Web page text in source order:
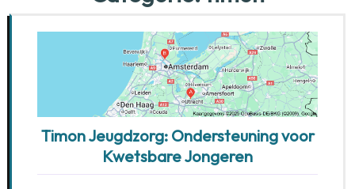
Timon Jeugdzorg: Ondersteuning voor
Kwetsbare Jongeren